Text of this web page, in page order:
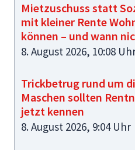
Mietzuschuss statt
mit kleiner Rente
können – und wann
8. August 2026, 10:08
Trickbetrug rund um
Maschen sollten
jetzt kennen
8. August 2026, 9:04 Uhr